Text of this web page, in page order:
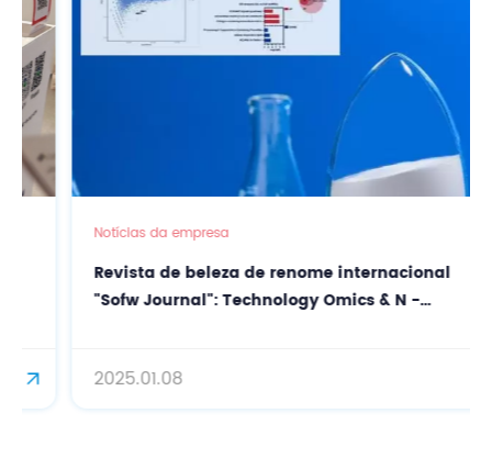
Notícias da empresa
Revista de beleza de renome internacional
"Sofw Journal": Technology Omics & N -
2025.01.08